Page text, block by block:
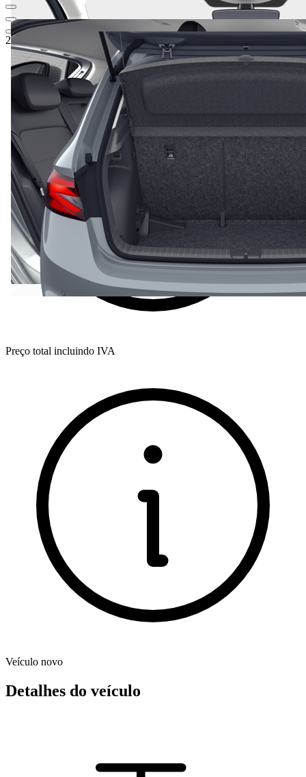
23.395,64 €
Preço total incluindo IVA
Veículo novo
Detalhes do veículo